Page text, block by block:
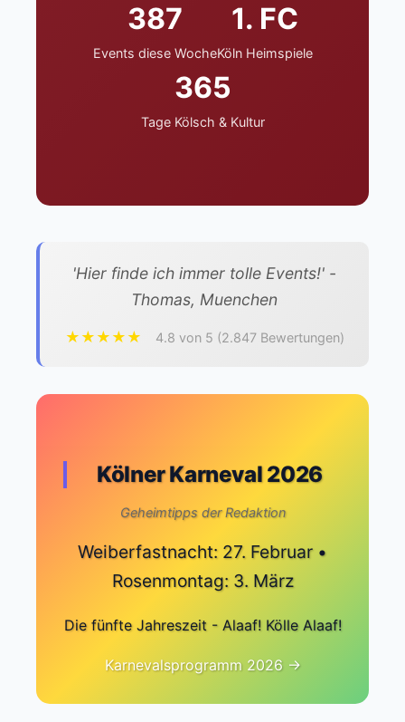
387
Events diese Woche
1. FC
Köln Heimspiele
365
Tage Kölsch & Kultur
'Hier finde ich immer tolle Events!' -
Thomas, Muenchen
★★★★★ 4.8 von 5 (2.847 Bewertungen)
Kölner Karneval 2026
Geheimtipps der Redaktion
Weiberfastnacht: 27. Februar •
Rosenmontag: 3. März
Die fünfte Jahreszeit - Alaaf! Kölle Alaaf!
Karnevalsprogramm 2026 →